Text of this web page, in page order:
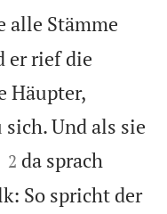
alle Stämme
er rief die
Häupter,
Und als sie


2 da sprach
So spricht der